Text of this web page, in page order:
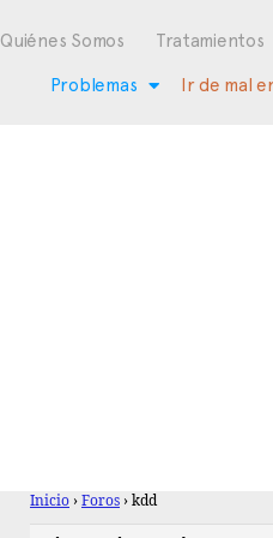
Quiénes Somos Tratamientos
Problemas Ir de mal
Inicio › Foros › kdd